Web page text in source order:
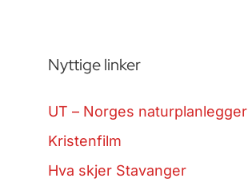
Nyttige linker
UT – Norges naturplanlegger
Kristenfilm
Hva skjer Stavanger